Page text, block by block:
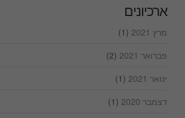
ארכיונים
מרץ 2021
(1)
פברואר 2021
(2)
ינואר 2021
(1)
דצמבר 2020
(1)